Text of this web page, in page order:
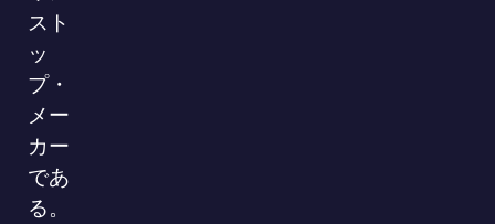
スト
ッ
プ・
メー
カー
であ
る。